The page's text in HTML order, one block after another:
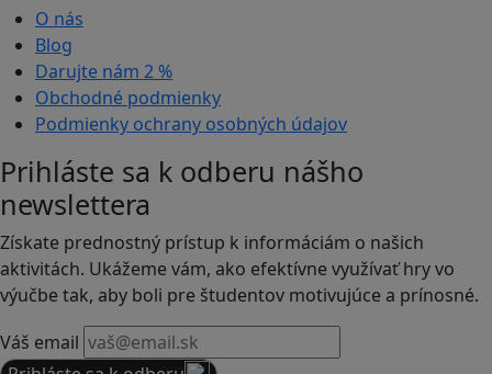
O nás
Blog
Darujte nám 2 %
Obchodné podmienky
Podmienky ochrany osobných údajov
Prihláste sa k odberu nášho
newslettera
Získate prednostný prístup k informáciám o našich
aktivitách. Ukážeme vám, ako efektívne využívať hry vo
výučbe tak, aby boli pre študentov motivujúce a prínosné.
Váš email